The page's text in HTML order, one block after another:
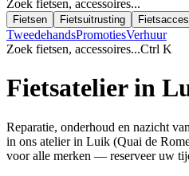
Zoek fietsen, accessoires...
Fietsen Fietsuitrusting
TweedehandsPromotiesVerhuur
Zoek fietsen, accessoires...Ctrl K
Fietsatelier in
Reparatie, onderhoud en nazicht
in ons atelier in Luik (Quai de
voor alle merken — reserveer uw